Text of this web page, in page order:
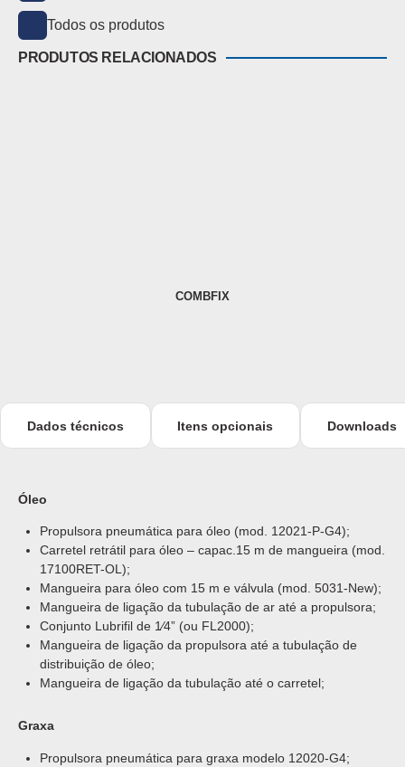
Todos os produtos
PRODUTOS RELACIONADOS
COMBFIX
Dados técnicos Itens opcionais Downloads
Óleo
Propulsora pneumática para óleo (mod. 12021-P-G4);
Carretel retrátil para óleo – capac.15 m de mangueira (mod.
17100RET-OL);
Mangueira para óleo com 15 m e válvula (mod. 5031-New);
Mangueira de ligação da tubulação de ar até a propulsora;
Conjunto Lubrifil de 1⁄4” (ou FL2000);
Mangueira de ligação da propulsora até a tubulação de
distribuição de óleo;
Mangueira de ligação da tubulação até o carretel;
Graxa
Propulsora pneumática para graxa modelo 12020-G4;